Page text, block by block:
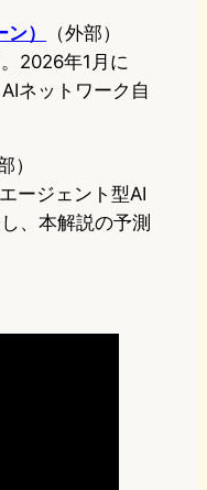
）
（外部）
2026年1月に
ネットワーク自
）
ージェント型AI
、本解説の予測